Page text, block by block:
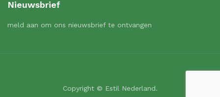
Nieuwsbrief
meld aan om ons nieuwsbrief te ontvangen
Copyright © Estil Nederland.